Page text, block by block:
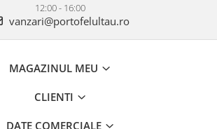
12:00 - 16:00
vanzari@portofelultau.ro
MAGAZINUL MEU
CLIENTI
DATE COMERCIALE